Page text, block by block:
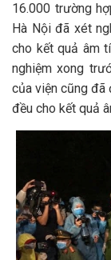
16.000 trường
Hà Nội đã xét
cho kết quả âm
nghiệm xong
của viện cũng
đều cho kết quả